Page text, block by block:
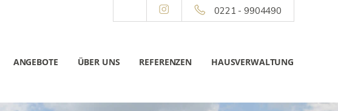
0221 - 9904490
ANGEBOTE ÜBER UNS REFERENZEN HAUSVERWALTUNG